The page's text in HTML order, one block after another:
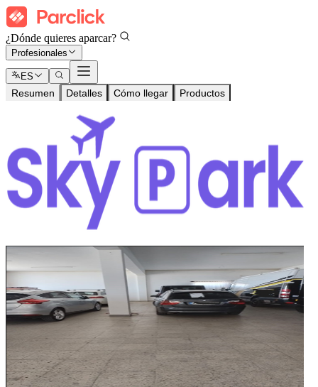
¿Dónde quieres aparcar?
Profesionales
ES
Resumen Detalles Cómo llegar Productos